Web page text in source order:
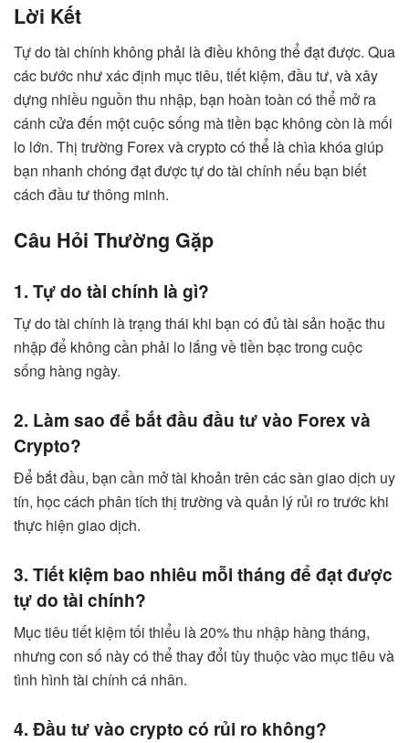
Lời Kết
Tự do tài chính không phải là điều không thể đạt được. Qua
các bước như xác định mục tiêu, tiết kiệm, đầu tư, và xây
dựng nhiều nguồn thu nhập, bạn hoàn toàn có thể mở ra
cánh cửa đến một cuộc sống mà tiền bạc không còn là mối
lo lớn. Thị trường Forex và crypto có thể là chìa khóa giúp
bạn nhanh chóng đạt được tự do tài chính nếu bạn biết
cách đầu tư thông minh.
Câu Hỏi Thường Gặp
1. Tự do tài chính là gì?
Tự do tài chính là trạng thái khi bạn có đủ tài sản hoặc thu
nhập để không cần phải lo lắng về tiền bạc trong cuộc
sống hàng ngày.
2. Làm sao để bắt đầu đầu tư vào Forex và
Crypto?
Để bắt đầu, bạn cần mở tài khoản trên các sàn giao dịch uy
tín, học cách phân tích thị trường và quản lý rủi ro trước khi
thực hiện giao dịch.
3. Tiết kiệm bao nhiêu mỗi tháng để đạt được
tự do tài chính?
Mục tiêu tiết kiệm tối thiểu là 20% thu nhập hàng tháng,
nhưng con số này có thể thay đổi tùy thuộc vào mục tiêu và
tình hình tài chính cá nhân.
4. Đầu tư vào crypto có rủi ro không?